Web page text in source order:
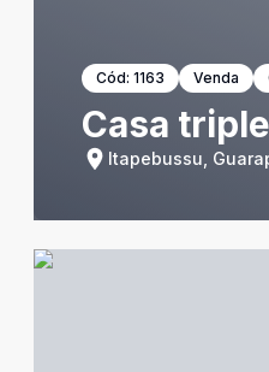
Cód: 1163 Venda
Casa
Itapebussu,